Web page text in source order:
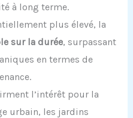
à long terme.
plus élevé, la
sur la durée, surpassant
en termes de
l’intérêt pour la
urbain, les jardins